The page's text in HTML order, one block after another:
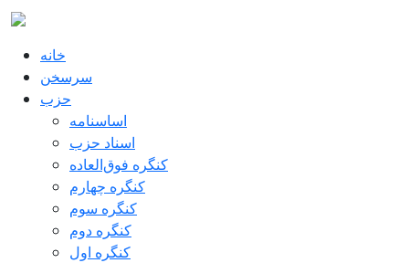
Pasar al contenido principal
خانه
سرسخن
حزب
اساسنامه
اسناد حزب
کنگره فوق‌العاده
کنگره چهارم
کنگره سوم
کنگره دوم
کنگره اول